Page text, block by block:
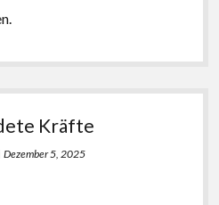
Kräfte
Dezember 5, 2025